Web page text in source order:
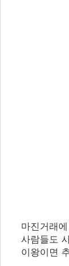
마진거래
사람들도
이왕이면